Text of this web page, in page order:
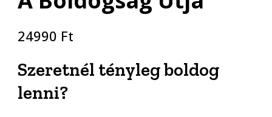
24990 Ft
Szeretnél tényleg boldog
lenni?